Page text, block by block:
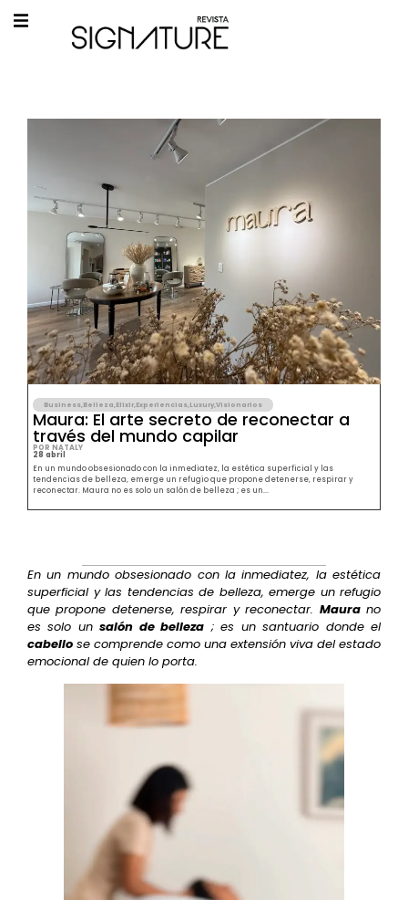
Business,Belleza,Elixir,Experiencias,Luxury,Visionarios
Maura: El arte secreto de reconectar a
través del mundo capilar
POR NATALY
28 abril
En un mundo obsesionado con la inmediatez, la estética superficial y las
tendencias de belleza, emerge un refugio que propone detenerse, respirar y
reconectar. Maura no es solo un salón de belleza ; es un...
En un mundo obsesionado con la inmediatez, la estética
superficial y las tendencias de belleza, emerge un refugio
que propone detenerse, respirar y reconectar. Maurano
es solo unsalón de belleza ; es un santuario donde el
cabello se comprende como una extensión viva del estado
emocional de quien lo porta.